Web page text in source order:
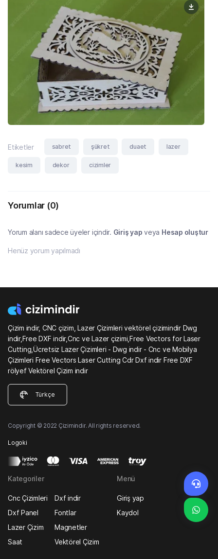
Etiketler sabret şükret duaet lazer
kesim dekor cizimler
Yorumlar (0)
Yorum alanı sadece üyeler içindir. Giriş yap veya Hesap oluştur
Henüz yorum yapılmadı
Çizim indir, CNC çizim, Lazer Çizimleri vektörel çizimindir Dwg
indir,Free DXF indir,Cnc ve Lazer çizimi,Free Vectors for Laser
Cutting,Ücretsiz Lazer Çizimleri - Dwg indir - Cnc ve Mobilya
Çizimleri Free Vectors Laser Cutting Cdr Dxf indir Free DXF
rölyef Vektörel Çizim indir
Türkçe
Copyright © 2022 Çizimindir. All rights reserved.
Logoki
Kategoriler
Cnc Çizimleri
Dxf indir
Dxf Panel
Fontlar
Lazer Çizim
Magnetler
Saat
Vektörel Çizim
Menü
Giriş yap
Kaydol